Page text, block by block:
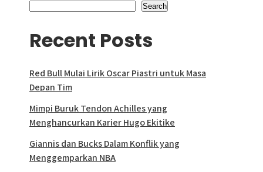
Search
Recent Posts
Red Bull Mulai Lirik Oscar Piastri untuk Masa
Depan Tim
Mimpi Buruk Tendon Achilles yang
Menghancurkan Karier Hugo Ekitike
Giannis dan Bucks Dalam Konflik yang
Menggemparkan NBA